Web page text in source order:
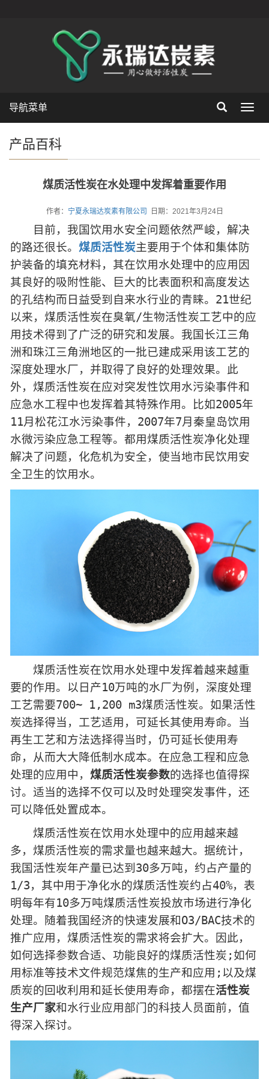
导航菜单
产品百科
煤质活性炭在水处理中发挥着重要作用
作者： 宁夏永瑞达炭素有限公司 日期：2021年3月24日
目前，我国饮用水安全问题依然严峻，解决
的路还很长。 煤质活性炭主要用于个体和集体防
护装备的填充材料，其在饮用水处理中的应用因
其良好的吸附性能、巨大的比表面积和高度发达
的孔结构而日益受到自来水行业的青睐。21世纪
以来，煤质活性炭在臭氧/生物活性炭工艺中的应
用技术得到了广泛的研究和发展。我国长江三角
洲和珠江三角洲地区的一批已建成采用该工艺的
深度处理水厂，并取得了良好的处理效果。此
外，煤质活性炭在应对突发性饮用水污染事件和
应急水工程中也发挥着其特殊作用。比如2005年
11月松花江水污染事件，2007年7月秦皇岛饮用
水微污染应急工程等。都用煤质活性炭净化处理
解决了问题，化危机为安全，使当地市民饮用安
全卫生的饮用水。
煤质活性炭在饮用水处理中发挥着越来越重
要的作用。以日产10万吨的水厂为例，深度处理
工艺需要700~ 1,200 m3煤质活性炭。如果活性
炭选择得当，工艺适用，可延长其使用寿命。当
再生工艺和方法选择得当时，仍可延长使用寿
命，从而大大降低制水成本。在应急工程和应急
处理的应用中， 煤质活性炭参数的选择也值得探
讨。适当的选择不仅可以及时处理突发事件，还
可以降低处置成本。
煤质活性炭在饮用水处理中的应用越来越
多，煤质活性炭的需求量也越来越大。据统计，
我国活性炭年产量已达到30多万吨，约占产量的
1/3，其中用于净化水的煤质活性炭约占40%，表
明每年有10多万吨煤质活性炭投放市场进行净化
处理。随着我国经济的快速发展和O3/BAC技术的
推广应用，煤质活性炭的需求将会扩大。因此，
如何选择参数合适、功能良好的煤质活性炭;如何
用标准等技术文件规范煤焦的生产和应用;以及煤
质炭的回收利用和延长使用寿命，都摆在活性炭
生产厂家和水行业应用部门的科技人员面前，值
得深入探讨。